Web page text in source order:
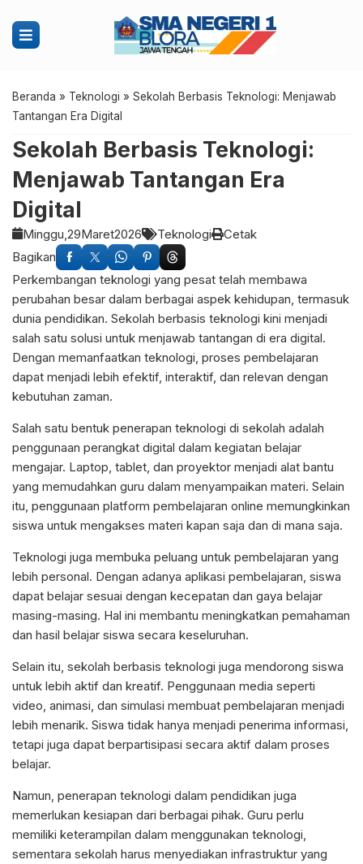
Beranda » Teknologi » Sekolah Berbasis Teknologi: Menjawab
Tantangan Era Digital
Sekolah Berbasis Teknologi:
Menjawab Tantangan Era
Digital
Minggu, 29Maret2026 Teknologi
Cetak
Bagikan
Perkembangan teknologi yang pesat telah membawa
perubahan besar dalam berbagai aspek kehidupan, termasuk
dunia pendidikan. Sekolah berbasis teknologi kini menjadi
salah satu solusi untuk menjawab tantangan di era digital.
Dengan memanfaatkan teknologi, proses pembelajaran
dapat menjadi lebih efektif, interaktif, dan relevan dengan
kebutuhan zaman.
Salah satu bentuk penerapan teknologi di sekolah adalah
penggunaan perangkat digital dalam kegiatan belajar
mengajar. Laptop, tablet, dan proyektor menjadi alat bantu
yang memudahkan guru dalam menyampaikan materi. Selain
itu, penggunaan platform pembelajaran online memungkinkan
siswa untuk mengakses materi kapan saja dan di mana saja.
Teknologi juga membuka peluang untuk pembelajaran yang
lebih personal. Dengan adanya aplikasi pembelajaran, siswa
dapat belajar sesuai dengan kecepatan dan gaya belajar
masing-masing. Hal ini membantu meningkatkan pemahaman
dan hasil belajar siswa secara keseluruhan.
Selain itu, sekolah berbasis teknologi juga mendorong siswa
untuk lebih aktif dan kreatif. Penggunaan media seperti
video, animasi, dan simulasi membuat pembelajaran menjadi
lebih menarik. Siswa tidak hanya menjadi penerima informasi,
tetapi juga dapat berpartisipasi secara aktif dalam proses
belajar.
Namun, penerapan teknologi dalam pendidikan juga
memerlukan kesiapan dari berbagai pihak. Guru perlu
memiliki keterampilan dalam menggunakan teknologi,
sementara sekolah harus menyediakan infrastruktur yang